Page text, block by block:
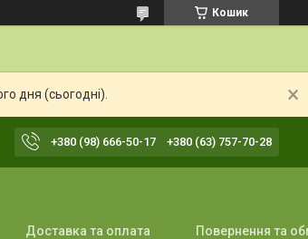
Кошик
дня (сьогодні).
+380 (98) 666-50-17 +380 (63) 757-70-28
Доставка та оплата Повернення та